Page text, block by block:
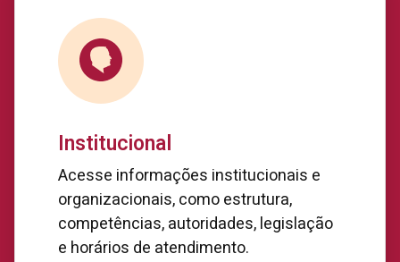
Institucional
Acesse informações institucionais e
organizacionais, como estrutura,
competências, autoridades, legislação
e horários de atendimento.